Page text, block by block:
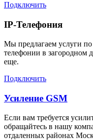
Подключить
IP-Телефония
Мы предлагаем услуги
телефонии в загородном
еще.
Подключить
Усиление GSM
Если вам требуется
обращайтесь в нашу
отдаленных районах